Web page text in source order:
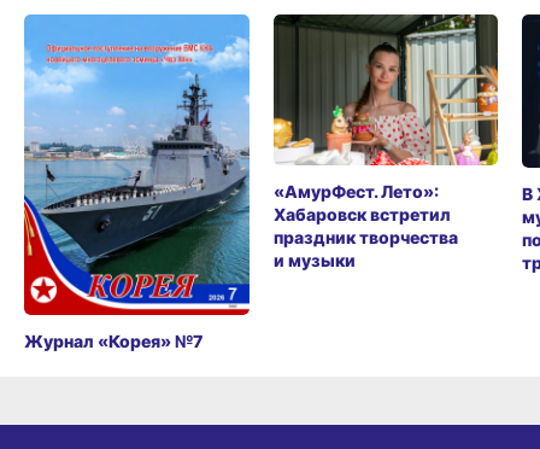
Журнал «Корея» №7
«АмурФест. Лето»:
Хабаровск встретил
праздник творчества
и музыки
В